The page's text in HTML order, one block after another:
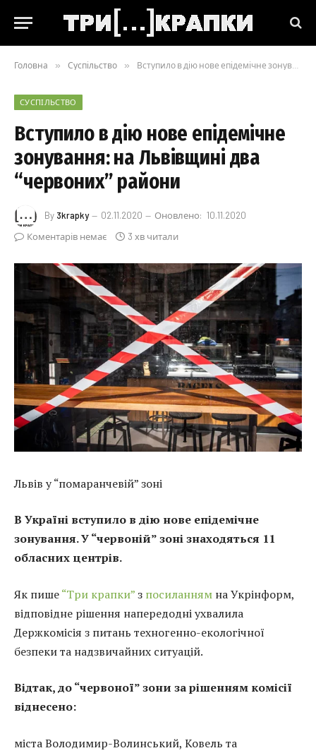
Головна » Суспільство » Вступило в дію нове епідемічне зонування: на Львівщині два “червоних” райони
СУСПІЛЬСТВО
Вступило в дію нове епідемічне
зонування: на Львівщині два
“червоних” райони
By 3krapky 02.11.2020 Оновлено: 10.11.2020
Коментарів немає
3 хв читали
Львів у “помаранчевій” зоні
В Україні вступило в дію нове епідемічне
зонування. У “червоній” зоні знаходяться 11
обласних центрів.
Як пише“Три крапки”з посиланням на Укрінформ,
відповідне рішення напередодні ухвалила
Держкомісія з питань техногенно-екологічної
безпеки та надзвичайних ситуацій.
Відтак, до “червоної” зони за рішенням комісії
віднесено:
міста Володимир-Волинський, Ковель та